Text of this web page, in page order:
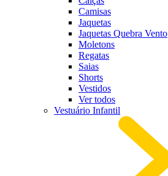
Camisas
Jaquetas
Jaquetas Quebra Vento
Moletons
Regatas
Saias
Shorts
Vestidos
Ver todos
Vestuário Infantil